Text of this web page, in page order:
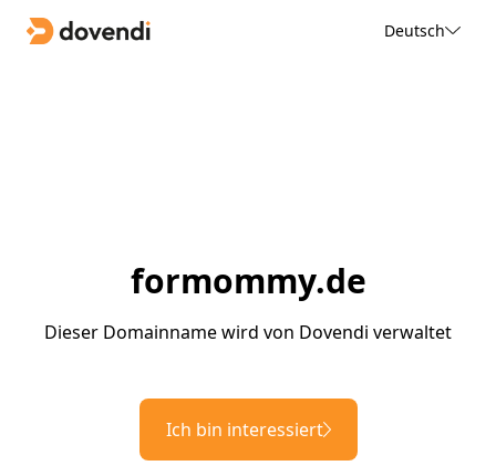
Deutsch
formommy.de
Dieser Domainname wird von Dovendi verwaltet
Ich bin interessiert